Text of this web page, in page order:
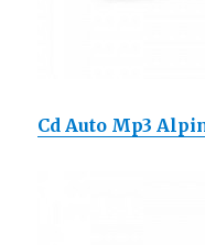
Cd Auto Mp3